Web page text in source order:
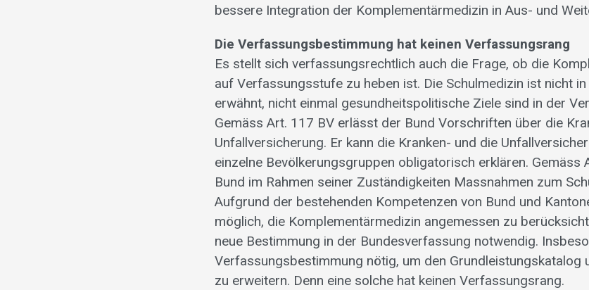
bessere Integration der Komplementärmedizin in Aus- und
Die Verfassungsbestimmung hat keinen Verfassungsrang
Es stellt sich verfassungsrechtlich auch die Frage, ob die
auf Verfassungsstufe zu heben ist. Die Schulmedizin ist nicht
erwähnt, nicht einmal gesundheitspolitische Ziele sind in der
Gemäss Art. 117 BV erlässt der Bund Vorschriften über die
Unfallversicherung. Er kann die Kranken- und die
einzelne Bevölkerungsgruppen obligatorisch erklären.
Bund im Rahmen seiner Zuständigkeiten Massnahmen zum
Aufgrund der bestehenden Kompetenzen von Bund und
möglich, die Komplementärmedizin angemessen zu
neue Bestimmung in der Bundesverfassung notwendig.
Verfassungsbestimmung nötig, um den Grundleistungskatalog
zu erweitern. Denn eine solche hat keinen Verfassungsrang.